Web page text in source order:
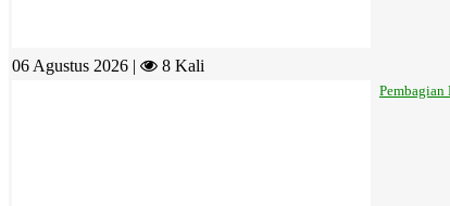
06 Agustus 2026 | 8 Kali
Pembagian